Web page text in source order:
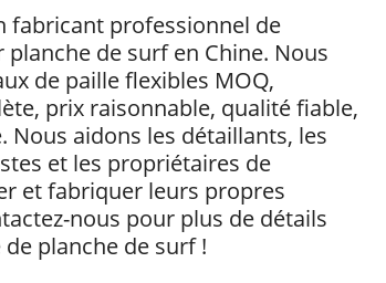
fabricant professionnel de
de surf en Chine. Nous
de paille flexibles MOQ,
prix raisonnable, qualité fiable,
Nous aidons les détaillants, les
et les propriétaires de
et fabriquer leurs propres
nous pour plus de détails
planche de surf !